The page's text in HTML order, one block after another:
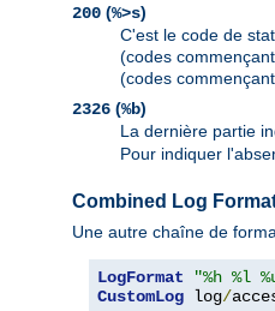
200 (%>s)
C'est le code de
(codes
(codes
2326 (%b)
La dernière partie
Pour indiquer
Combined Log
Une autre chaîne de
LogFormat "%h %l
CustomLog log/